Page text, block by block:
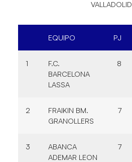
VALLADOLID
EQUIPO PJ
1
F.C.
BARCELONA
LASSA
8
2
FRAIKIN BM.
GRANOLLERS
7
3
ABANCA
ADEMAR LEON
7